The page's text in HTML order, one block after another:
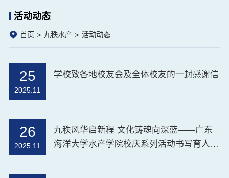
活动动态
首页 九秩水产 活动动态
25
2025.11
学校致各地校友会及全体校友的一封感谢信
26
2025.11
九秩风华启新程 文化铸魂向深蓝——广东
海洋大学水产学院校庆系列活动书写育人新